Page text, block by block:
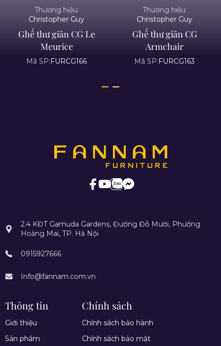
Thương hiệu:
Christopher Guy
Ghế thư giãn CG Le
Meurice
Mã SP:FURCG166
Thương hiệu:
Christopher Guy
Ghế thư giãn CG
Armchair
Mã SP:FURCG163
2.4 KĐT Gamuda Gardens, Đường Đỗ Mười, Phường
Hoàng Mai, TP. Hà Nội
0915927666
Info@fannam.com.vn
Thông tin
Giới thiệu
Sản phẩm
Chính sách
Chính sách bảo hành
Chính sách bảo mật